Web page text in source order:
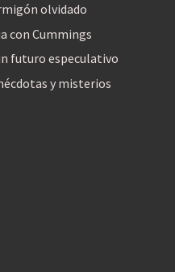
olvidado
con Cummings
futuro especulativo
y misterios